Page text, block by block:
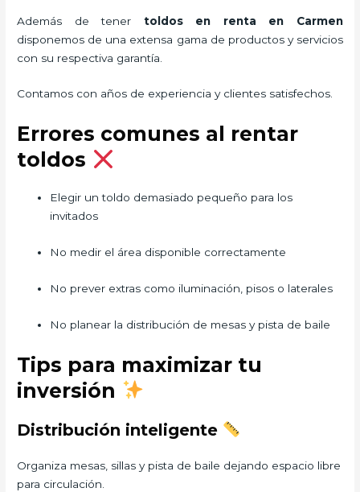
Además de tener toldos en renta
en Carmen
disponemos de una extensa gama de productos y servicios
con su respectiva garantía.
Contamos con años de experiencia y clientes satisfechos.
Errores comunes al rentar
toldos
Elegir un toldo demasiado pequeño para los
invitados
No medir el área disponible correctamente
No prever extras como iluminación, pisos o laterales
No planear la distribución de mesas y pista de baile
Tips para maximizar tu
inversión
Distribución inteligente
Organiza mesas, sillas y pista de baile dejando espacio libre
para circulación.